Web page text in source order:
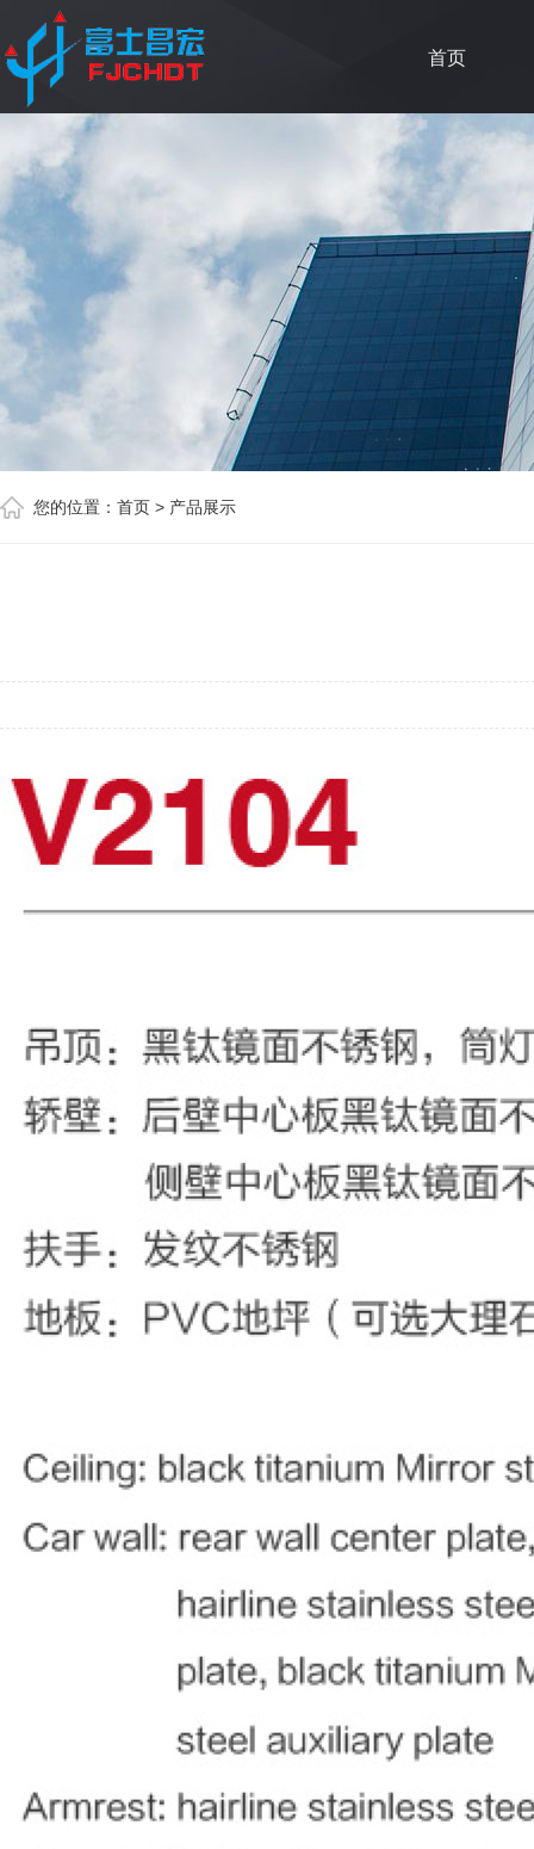
首页
您的位置： 首页 > 产品展示